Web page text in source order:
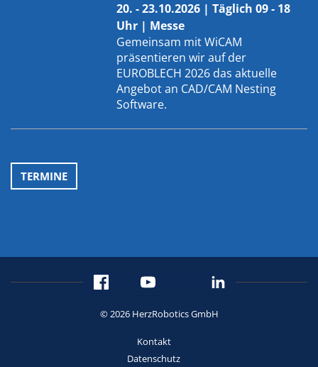
20. - 23.10.2026 | Täglich 09 - 18
Uhr | Messe
Gemeinsam mitWiCAM
präsentieren wir auf der
EUROBLECH 2026 das aktuelle
Angebot an CAD/CAM Nesting
Software.
TERMINE
© 2026 HerzRobotics GmbH
Kontakt
Datenschutz